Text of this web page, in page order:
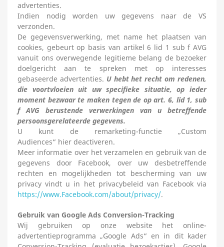
advertenties.
Indien nodig worden uw gegevens naar de VS
verzonden.
De gegevensverwerking, met name het plaatsen van
cookies, gebeurt op basis van artikel 6 lid 1 sub f AVG
vanuit ons overwegende legitieme belang de bezoeker
doelgericht aan te spreken met op interesses
gebaseerde advertenties. U hebt het recht om redenen,
die voortvloeien uit uw specifieke situatie, op ieder
moment bezwaar te maken tegen de op art. 6, lid 1, sub
f AVG berustende verwerkingen van u betreffende
persoonsgerelateerde gegevens.
U kunt de remarketing-functie „Custom
Audiences“ hier deactiveren.
Meer informatie over het verzamelen en gebruik van de
gegevens door Facebook, over uw desbetreffende
rechten en mogelijkheden tot bescherming van uw
privacy vindt u in het privacybeleid van Facebook via
https://www.Facebook.com/about/privacy/.
Gebruik van Google Ads Conversion-Tracking
Wij gebruiken op onze website het online-
advertentieprogramma „Google Ads“ en in dit kader